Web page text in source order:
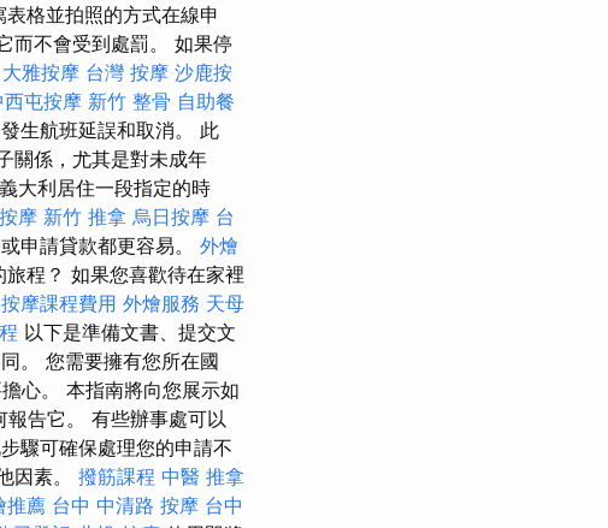
格並拍照的方式在線申
而不會受到處罰。 如果停
大雅按摩 台灣 按摩 沙鹿按
西屯按摩 新竹 整骨 自助餐
生航班延誤和取消。 此
關係，尤其是對未成年
大利居住一段指定的時
摩 新竹 推拿 烏日按摩 台
申請貸款都更容易。 外燴
程？ 如果您喜歡待在家裡
摩課程費用 外燴服務 天母
以下是準備文書、提交文
。 您需要擁有您所在國
心。 本指南將向您展示如
告它。 有些辦事處可以
驟可確保處理您的申請不
因素。 撥筋課程 中醫 推拿
推薦 台中 中清路 按摩 台中